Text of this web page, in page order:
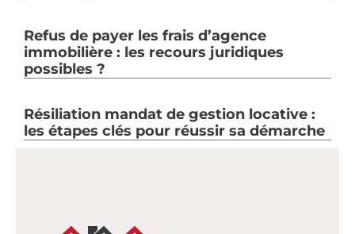
Refus de payer les frais d’agence
immobilière : les recours juridiques
possibles ?
Résiliation mandat de gestion locative :
les étapes clés pour réussir sa démarche